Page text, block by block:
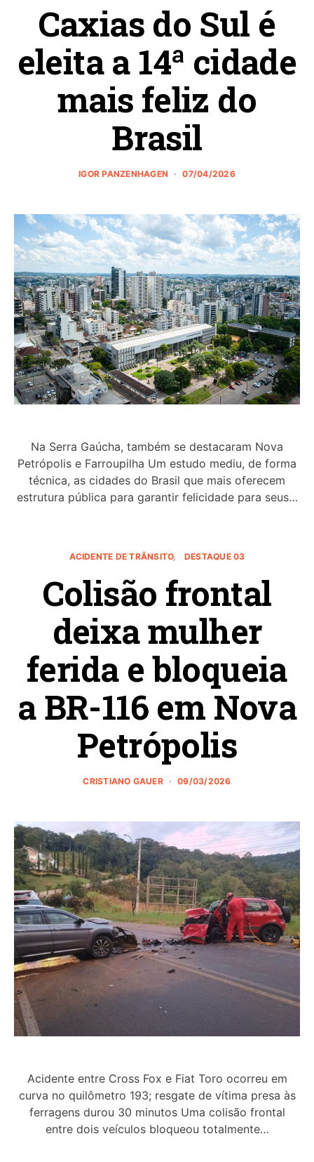
Caxias do Sul é
eleita a 14ª cidade
mais feliz do
Brasil
IGOR PANZENHAGEN 07/04/2026
Na Serra Gaúcha, também se destacaram Nova
Petrópolis e Farroupilha Um estudo mediu, de forma
técnica, as cidades do Brasil que mais oferecem
estrutura pública para garantir felicidade para seus…
ACIDENTE DE TRÂNSITO DESTAQUE 03
Colisão frontal
deixa mulher
ferida e bloqueia
a BR-116 em Nova
Petrópolis
CRISTIANO GAUER 09/03/2026
Acidente entre Cross Fox e Fiat Toro ocorreu em
curva no quilômetro 193; resgate de vítima presa às
ferragens durou 30 minutos Uma colisão frontal
entre dois veículos bloqueou totalmente…